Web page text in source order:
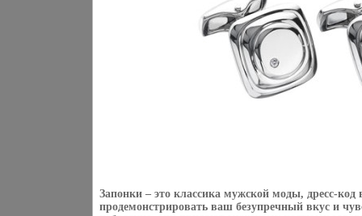
Запонки – это классика мужской моды, дресс-код
продемонстрировать ваш безупречный вкус и